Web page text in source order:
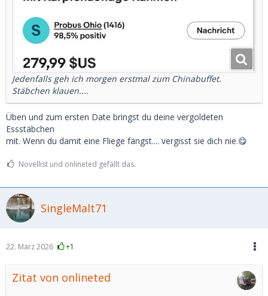
Jedenfalls geh ich morgen erstmal zum Chinabuffet.
Stäbchen klauen....
Üben und zum ersten Date bringst du deine vergoldeten
Essstäbchen
mit. Wenn du damit eine Fliege fängst.... vergisst sie dich nie.😋
Novellist und onlineted gefällt das.
SingleMalt71
22. März 2026 +1
Zitat von onlineted